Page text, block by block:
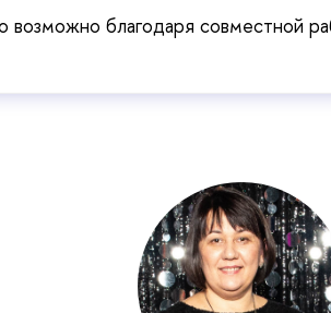
возможно благодаря совместной